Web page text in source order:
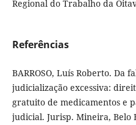
Regional do Trabalho da
Referências
BARROSO, Luís Roberto. Da
judicialização excessiva:
gratuito de medicamentos e
judicial. Jurisp. Mineira, Belo